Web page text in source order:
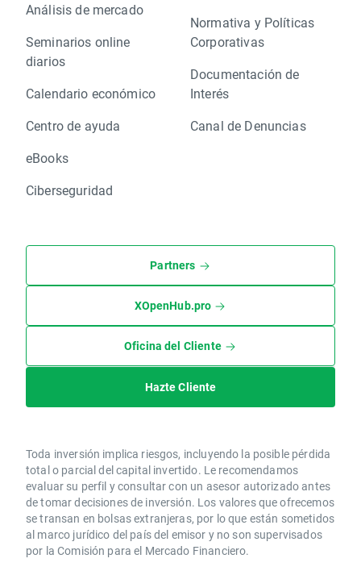
Análisis de mercado
Seminarios online
diarios
Calendario económico
Centro de ayuda
eBooks
Ciberseguridad
Normativa y Políticas
Corporativas
Documentación de
Interés
Canal de Denuncias
Partners
XOpenHub.pro
Oficina del Cliente
Hazte Cliente
Toda inversión implica riesgos, incluyendo la posible pérdida
total o parcial del capital invertido. Le recomendamos
evaluar su perfil y consultar con un asesor autorizado antes
de tomar decisiones de inversión. Los valores que ofrecemos
se transan en bolsas extranjeras, por lo que están sometidos
al marco jurídico del país del emisor y no son supervisados
por la Comisión para el Mercado Financiero.